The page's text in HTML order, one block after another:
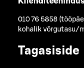
010 76 5858
kohalik võrgutasu/
Tagasiside